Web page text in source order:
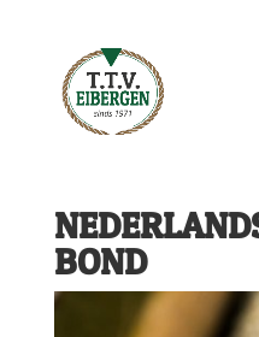
BOND